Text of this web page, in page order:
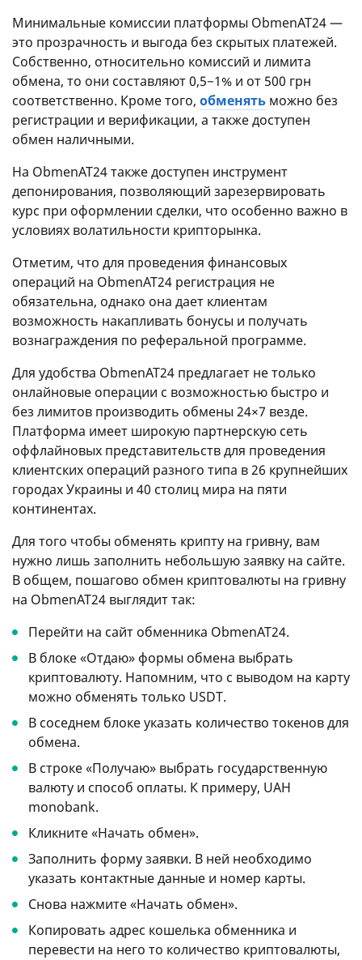
Минимальные комиссии платформы ObmenAT24 —
это прозрачность и выгода без скрытых платежей.
Собственно, относительно комиссий и лимита
обмена, то они составляют 0,5−1% и от 500 грн
соответственно. Кроме того, обменять можно без
регистрации и верификации, а также доступен
обмен наличными.
На ObmenAT24 также доступен инструмент
депонирования, позволяющий зарезервировать
курс при оформлении сделки, что особенно важно в
условиях волатильности крипторынка.
Отметим, что для проведения финансовых
операций на ObmenAT24 регистрация не
обязательна, однако она дает клиентам
возможность накапливать бонусы и получать
вознаграждения по реферальной программе.
Для удобства ObmenAT24 предлагает не только
онлайновые операции с возможностью быстро и
без лимитов производить обмены 24×7 везде.
Платформа имеет широкую партнерскую сеть
оффлайновых представительств для проведения
клиентских операций разного типа в 26 крупнейших
городах Украины и 40 столиц мира на пяти
континентах.
Для того чтобы обменять крипту на гривну, вам
нужно лишь заполнить небольшую заявку на сайте.
В общем, пошагово обмен криптовалюты на гривну
на ObmenAT24 выглядит так:
Перейти на сайт обменника ObmenAT24.
В блоке «Отдаю» формы обмена выбрать
криптовалюту. Напомним, что с выводом на карту
можно обменять только USDT.
В соседнем блоке указать количество токенов для
обмена.
В строке «Получаю» выбрать государственную
валюту и способ оплаты. К примеру, UAH
monobank.
Кликните «Начать обмен».
Заполнить форму заявки. В ней необходимо
указать контактные данные и номер карты.
Снова нажмите «Начать обмен».
Копировать адрес кошелька обменника и
перевести на него то количество криптовалюты,